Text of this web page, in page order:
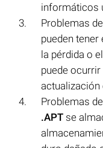
informáticos
Problemas
pueden
la pérdida o
puede
actualización
Problemas
.APT se